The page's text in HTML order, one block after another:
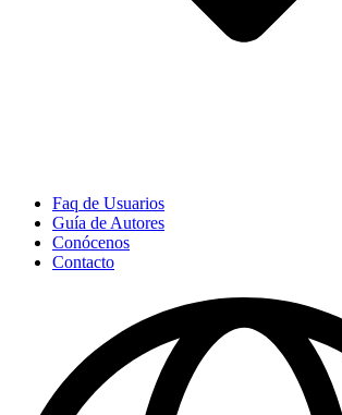
Faq de Usuarios
Guía de Autores
Conócenos
Contacto